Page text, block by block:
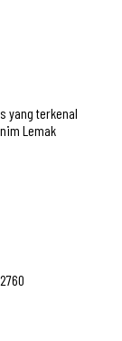
yang terkenal
Lemak